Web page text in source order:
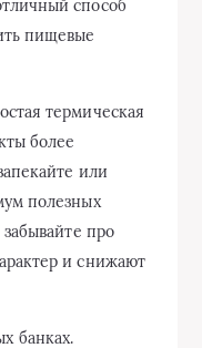
способ
пищевые
термическая
более
или
полезных
про
и снижают
банках.